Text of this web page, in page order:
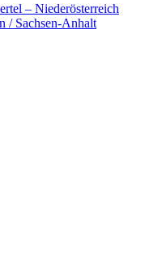
– Niederösterreich
/ Sachsen-Anhalt